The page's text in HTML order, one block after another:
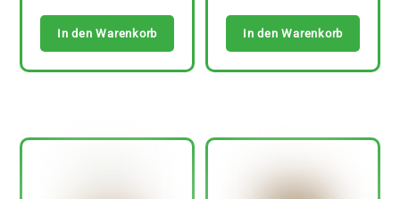
In den Warenkorb In den Warenkorb